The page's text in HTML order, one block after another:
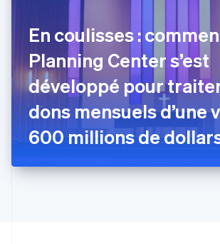
En coulisses :
Planning Center s’est
développé pour
dons mensuels d’une
600 millions de
Stripe
English
Gibraltar
English
Grèce
English
Hongrie
English
Inde
English
English